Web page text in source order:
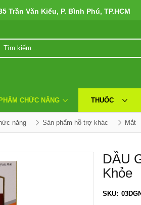
Trần Văn Kiểu, P. Bình Phú, TP.HCM
CHỨC NĂNG THUỐC
năng Sản phẩm hỗ trợ khác Mắt
DẦU
Khỏe
SKU: